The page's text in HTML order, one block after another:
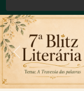
Previous